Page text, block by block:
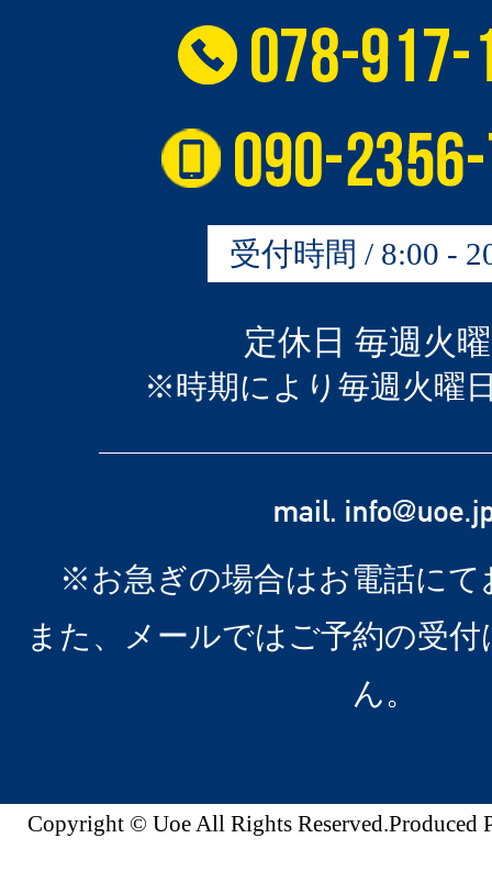
受付時間 / 8:00 -
定休日 毎週火
※時期により毎週火曜
※お急ぎの場合はお電話にて
また、メールではご予約の受
ん。
Copyright © Uoe All Rights Reserved.Produced